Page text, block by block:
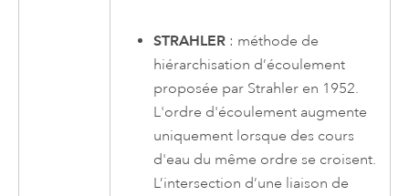
STRAHLER : méthode de
hiérarchisation d’écoulement
proposée par Strahler en 1952.
L'ordre d'écoulement augmente
uniquement lorsque des cours
d'eau du même ordre se croisent.
L’intersection d’une liaison de